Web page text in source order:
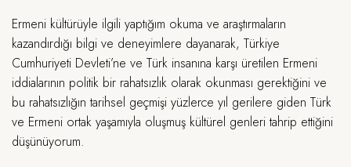
Ermeni kültürüyle ilgili yaptığım okuma ve araştırmaların
kazandırdığı bilgi ve deneyimlere dayanarak, Türkiye
Cumhuriyeti Devleti’ne ve Türk insanına karşı üretilen Ermeni
iddialarının politik bir rahatsızlık olarak okunması gerektiğini ve
bu rahatsızlığın tarihsel geçmişi yüzlerce yıl gerilere giden Türk
ve Ermeni ortak yaşamıyla oluşmuş kültürel genleri tahrip ettiğini
düşünüyorum.